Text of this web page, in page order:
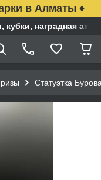
в Алматы ♦
кубки, наградная
Статуэтка